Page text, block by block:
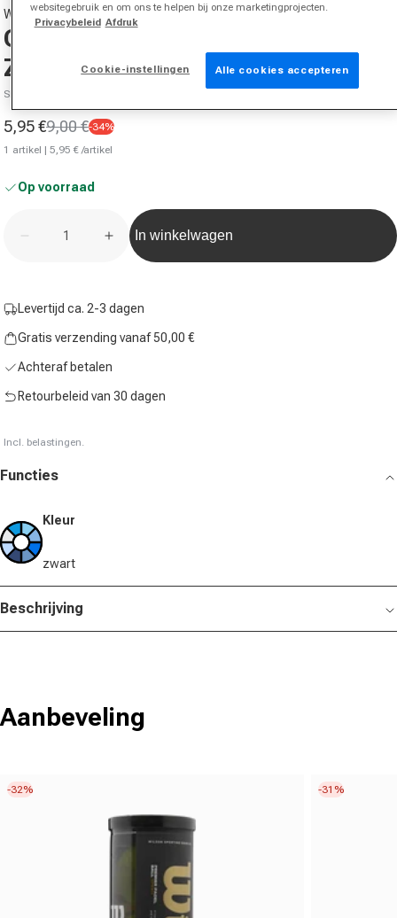
WILSON
Cushion Pro Verpakking 1 Stuk-
Zwart
SKU 00762601571000
Aanbiedingsprijs
5,95 €
Normale prijs
9,00 €-34%
Basisprijs
1 artikel | 5,95 € /artikel
Op voorraad
Hoeveelheid voor Cushion Pro Verpakking 1 Stuk-
Hoeveelheid voor Cushion Pro
In winkelwagen
Levertijd ca. 2-3 dagen
Gratis verzending vanaf 50,00 €
Achteraf betalen
Retourbeleid van 30 dagen
Incl. belastingen.
Functies
Kleur
zwart
Beschrijving
Aanbeveling
-32% -31%
websitegebruik en om ons te helpen bij onze marketingprojecten.
Privacybeleid Afdruk
Cookie-instellingen Alle cookies accepteren